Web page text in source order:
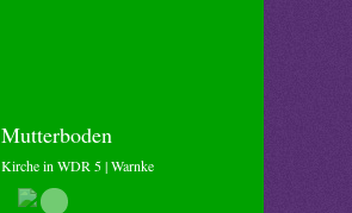
Mutterboden
Kirche in WDR 5 | Warnke